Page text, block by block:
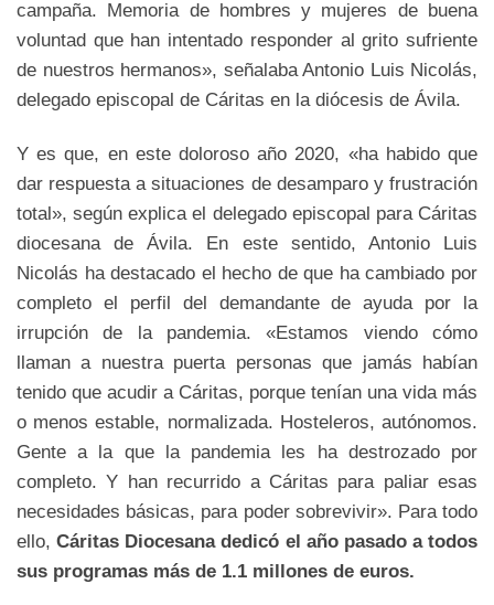
campaña. Memoria de hombres y mujeres de buena
voluntad que han intentado responder al grito sufriente
de nuestros hermanos», señalaba Antonio Luis Nicolás,
delegado episcopal de Cáritas en la diócesis de Ávila.
Y es que, en este doloroso año 2020, «ha habido que
dar respuesta a situaciones de desamparo y frustración
total», según explica el delegado episcopal para Cáritas
diocesana de Ávila. En este sentido, Antonio Luis
Nicolás ha destacado el hecho de que ha cambiado por
completo el perfil del demandante de ayuda por la
irrupción de la pandemia. «Estamos viendo cómo
llaman a nuestra puerta personas que jamás habían
tenido que acudir a Cáritas, porque tenían una vida más
o menos estable, normalizada. Hosteleros, autónomos.
Gente a la que la pandemia les ha destrozado por
completo. Y han recurrido a Cáritas para paliar esas
necesidades básicas, para poder sobrevivir». Para todo
ello,Cáritas Diocesana dedicó el año pasado a todos
sus programas más de 1.1 millones de euros.